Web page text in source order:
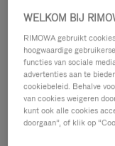
WELKOM BIJ
RIMOWA gebruikt
hoogwaardige
functies van sociale
advertenties aan te
cookiebeleid. Behalve
van cookies weigeren
kunt ook alle cookies
doorgaan”, of klik op